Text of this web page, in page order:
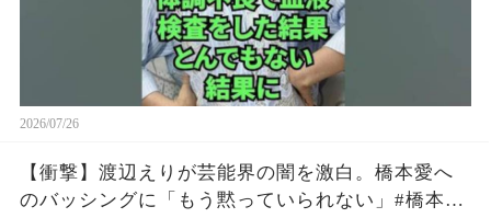
2026/07/26
【衝撃】渡辺えりが芸能界の闇を激白。橋本愛へ
のバッシングに「もう黙っていられない」#橋本愛